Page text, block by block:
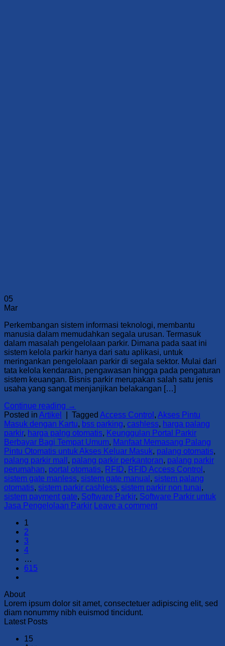
05
Mar
Perkembangan sistem informasi teknologi, membantu
manusia dalam memudahkan segala urusan. Termasuk
dalam masalah pengelolaan parkir. Dimana pada saat ini
sistem kelola parkir hanya dari satu aplikasi, untuk
meringankan pengelolaan parkir di segala sektor. Mulai dari
tata kelola kendaraan, pengawasan hingga pada pengaturan
sistem keuangan. Bisnis parkir merupakan salah satu jenis
usaha yang sangat menjanjikan belakangan […]
Continue reading →
Posted in Artikel Tagged Access Control , Akses Pintu
Masuk dengan Kartu, bss parking, cashless, harga palang
parkir, harga palng otomatis, Keunggulan Portal Parkir
Berbayar Bagi Tempat Umum, Manfaat Memasang Palang
Pintu Otomatis untuk Akses Keluar Masuk, palang otomatis,
palang parkir mall , palang parkir perkantoran, palang parkir
perumahan, portal otomatis, RFID, RFID Access Control ,
sistem gate manless, sistem gate manual , sistem palang
otomatis, sistem parkir cashless, sistem parkir non tunai,
sistem payment gate, Software Parkir, Software Parkir untuk
Jasa Pengelolaan Parkir
Leave a comment
1
2
3
4
…
615
About
Lorem ipsum dolor sit amet, consectetuer adipiscing elit, sed
diam nonummy nibh euismod tincidunt.
Latest Posts
15